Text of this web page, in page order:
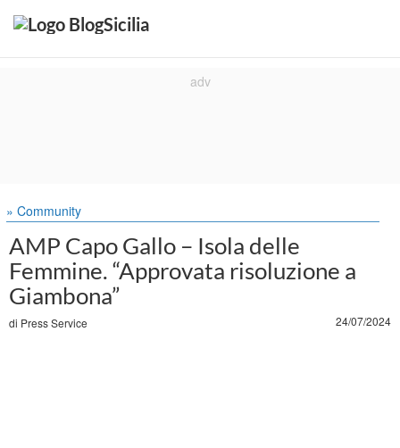
» Community
AMP Capo Gallo – Isola delle
Femmine. “Approvata risoluzione a
Giambona”
di Press Service 24/07/2024